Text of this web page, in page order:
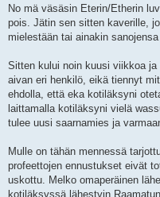
e
t
i
No mä väsäsin Eterin/Etherin
pois. Jätin sen sitten kaverille,
mielestään tai ainakin
Sitten kului noin kuusi viikkoa
aivan eri henkilö, eikä tiennyt
ehdolla, että eka kotiläksyni
laittamalla kotiläksyni vielä
tulee uusi saarnamies ja
Mulle on tähän mennessä
profeettojen ennustukset eivät
uskottu. Melko omaperäinen
kotiläksyssä lähestyin